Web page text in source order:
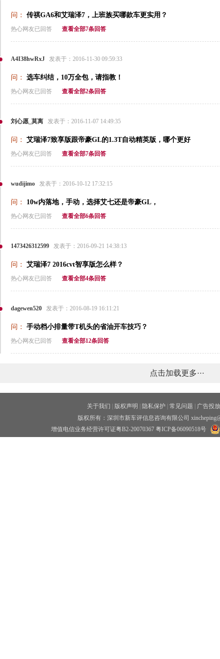
问： 传祺GA6和艾瑞泽7，上班族买哪款车更实用？
热心网友已回答 查看全部7条回答
A4I38hwRxJ 发表于：2016-11-30 09:59:33
问： 选车纠结，10万全包，请指教！
热心网友已回答 查看全部2条回答
刘心愿_莫离 发表于：2016-11-07 14:49:35
问： 艾瑞泽7致享版跟帝豪GL的1.3T自动精英版，哪个更好
热心网友已回答 查看全部7条回答
wudijimo 发表于：2016-10-12 17:32:15
问： 10w内落地，手动，选择艾七还是帝豪GL，
热心网友已回答 查看全部6条回答
1473426312599 发表于：2016-09-21 14:38:13
问： 艾瑞泽7 2016cvt智享版怎么样？
热心网友已回答 查看全部4条回答
dagewen520 发表于：2016-08-19 16:11:21
问： 手动档小排量带T机头的省油开车技巧？
热心网友已回答 查看全部12条回答
点击加载更多···
关于我们 版权声明 隐私保护 常见问题
广告投放
版权所有：深圳市新车评信息咨询有限公司
增值电信业务经营许可证粤B2-20070367 粤ICP备06090518号